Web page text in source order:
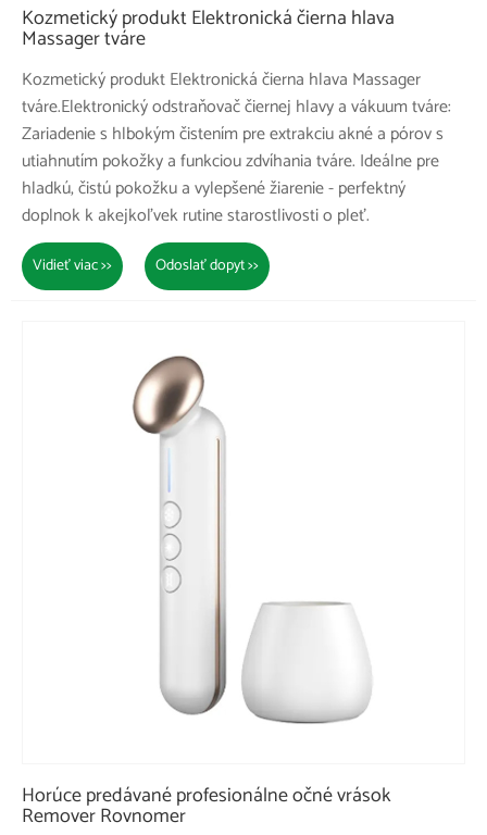
Kozmetický produkt Elektronická čierna hlava
Massager tváre
Kozmetický produkt Elektronická čierna hlava Massager
tváre.Elektronický odstraňovač čiernej hlavy a vákuum tváre:
Zariadenie s hlbokým čistením pre extrakciu akné a pórov s
utiahnutím pokožky a funkciou zdvíhania tváre. Ideálne pre
hladkú, čistú pokožku a vylepšené žiarenie - perfektný
doplnok k akejkoľvek rutine starostlivosti o pleť.
Vidieť viac >> Odoslať dopyt >>
Horúce predávané profesionálne očné vrások
Remover Rovnomer